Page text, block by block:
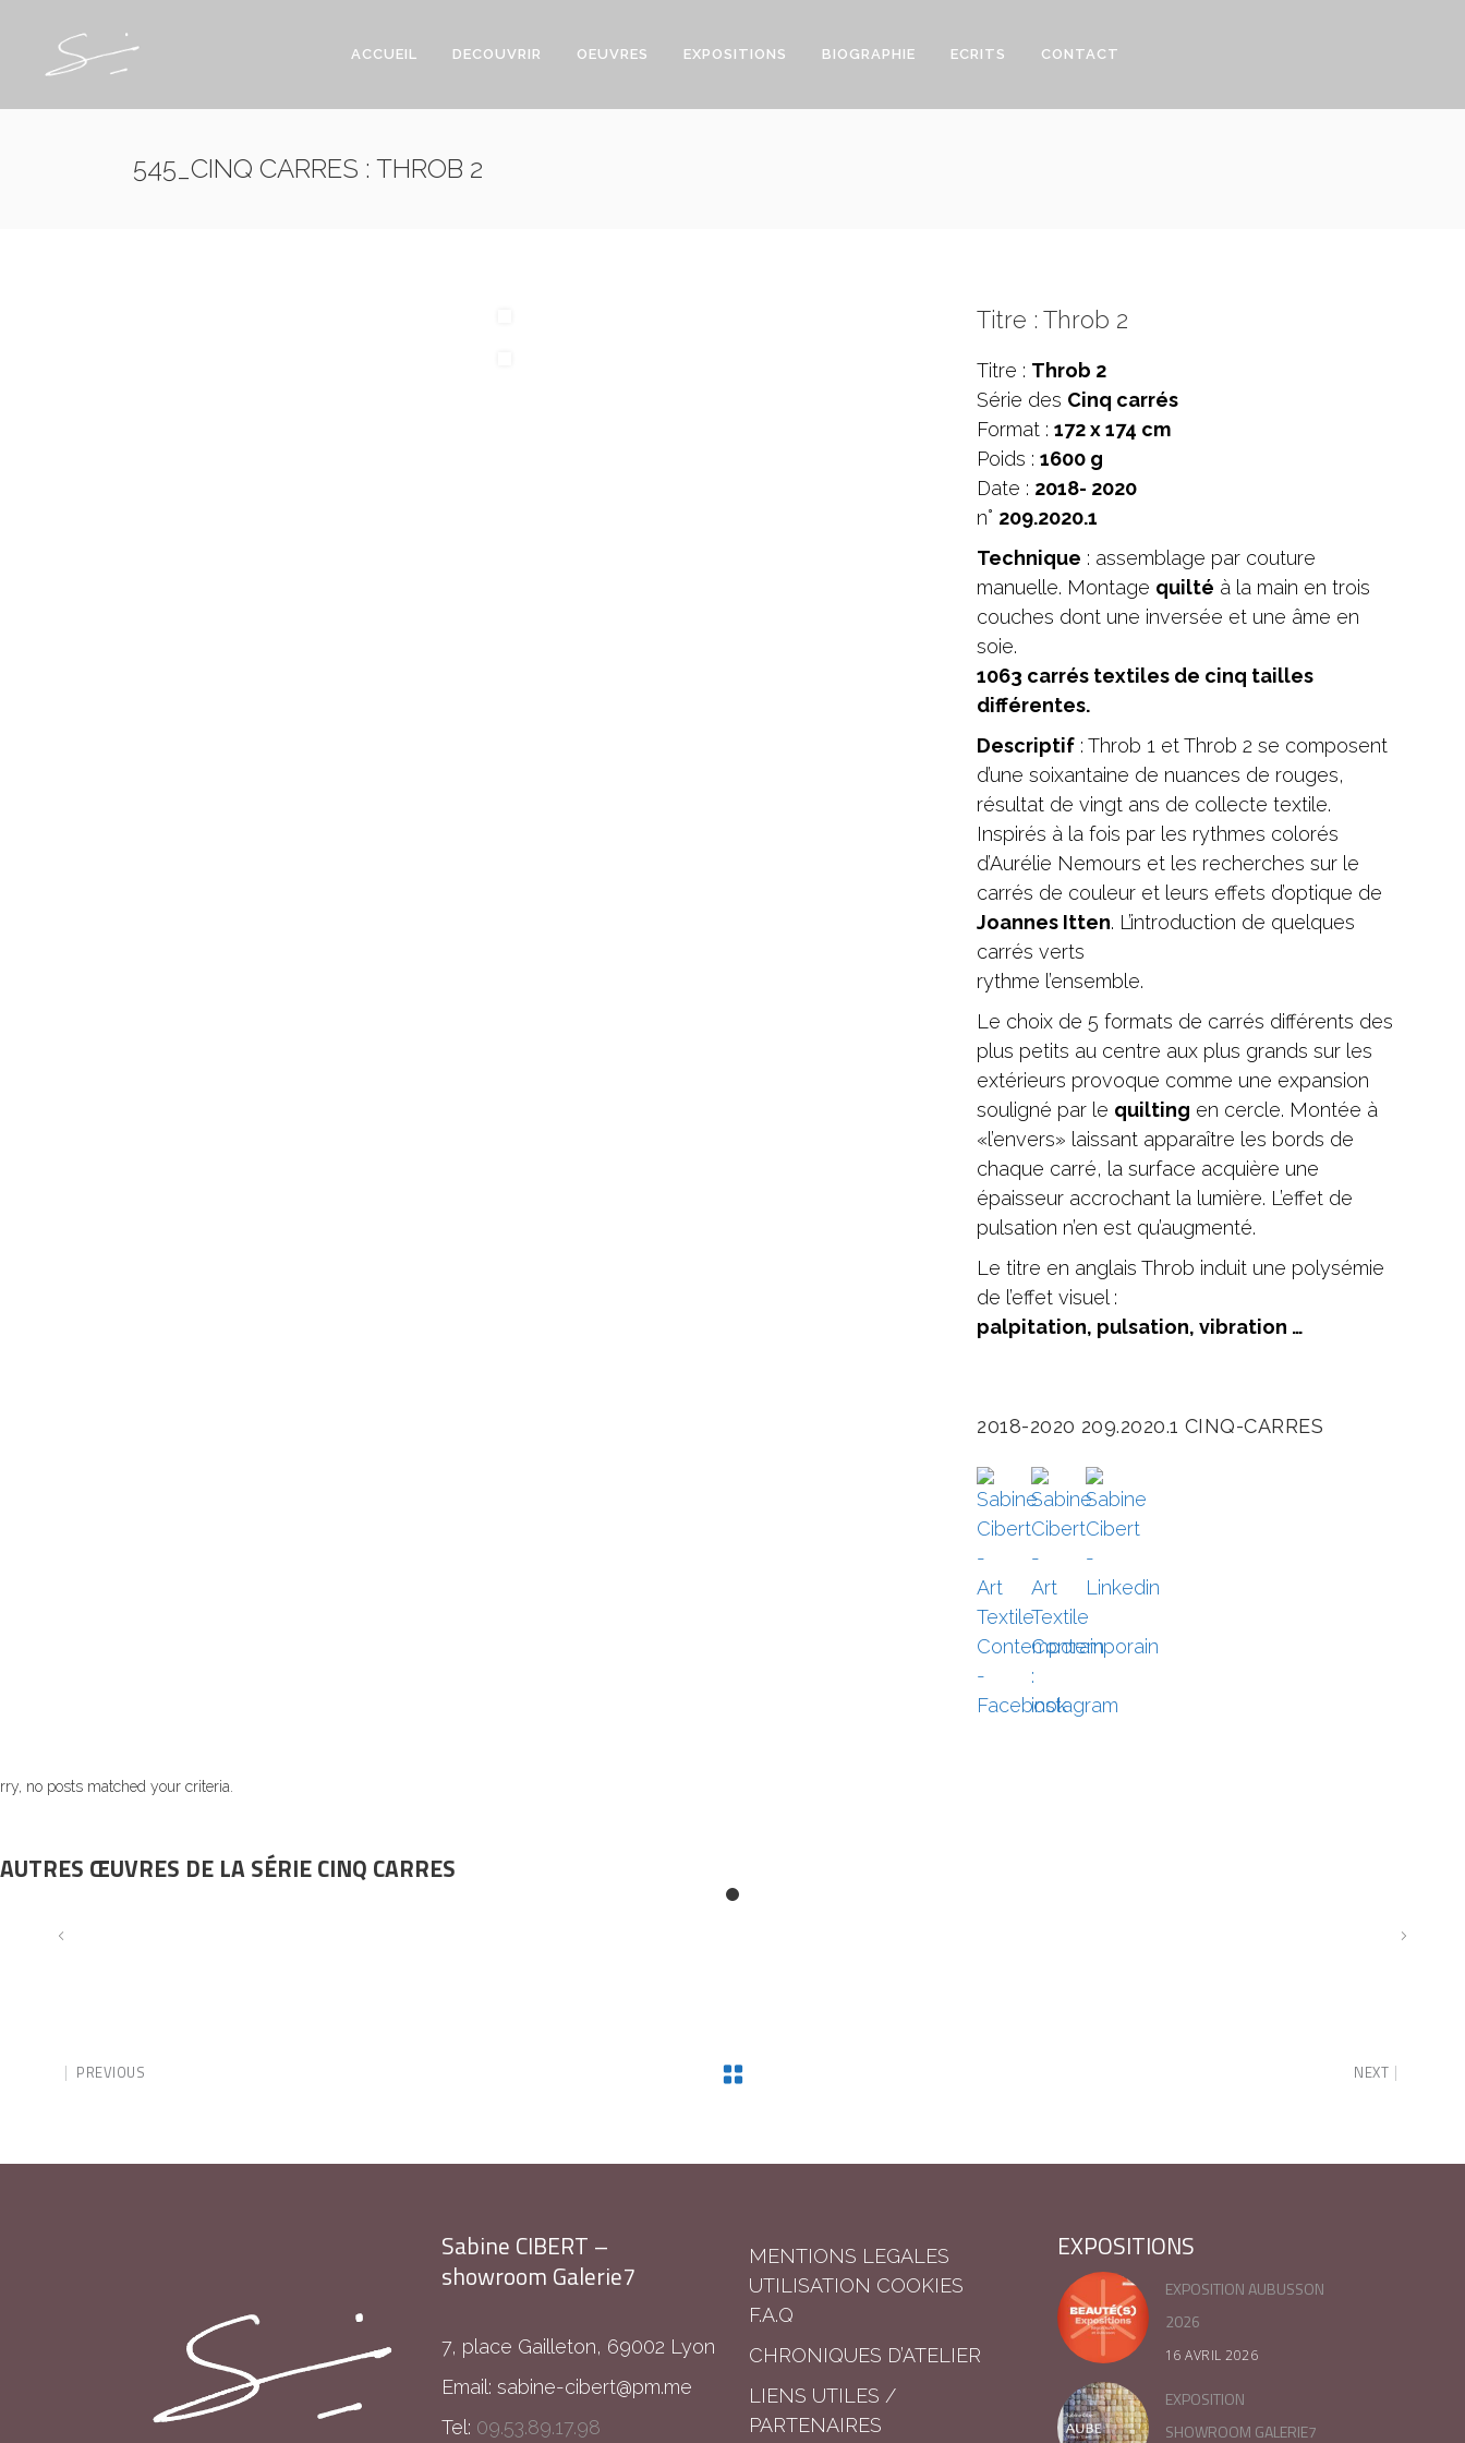
ACCUEIL DECOUVRIR OEUVRES EXPOSITIONS BIOGRAPHIE ECRITS CONTACT
545_CINQ CARRES : THROB 2
Titre : Throb 2
Titre : Throb 2
Série des Cinq carrés
Format :172 x 174 cm
Poids :1600 g
Date : 2018- 2020
n° 209.2020.1
Technique : assemblage par couture
manuelle. Montage quilté à la main en trois
couches dont une inversée et une âme en
soie.
1063 carrés textiles de cinq tailles
différentes.
Descriptif : Throb 1 et Throb 2 se composent
d’une soixantaine de nuances de rouges,
résultat de vingt ans de collecte textile.
Inspirés à la fois par les rythmes colorés
d’Aurélie Nemours et les recherches sur le
carrés de couleur et leurs effets d’optique de
Joannes Itten. L’introduction de quelques
carrés verts
rythme l’ensemble.
Le choix de 5 formats de carrés différents des
plus petits au centre aux plus grands sur les
extérieurs provoque comme une expansion
souligné par le quilting en cercle. Montée à
«l’envers» laissant apparaître les bords de
chaque carré, la surface acquière une
épaisseur accrochant la lumière. L’effet de
pulsation n’en est qu’augmenté.
Le titre en anglais Throb induit une polysémie
de l’effet visuel :
palpitation, pulsation, vibration …
2018-2020 209.2020.1 CINQ-CARRES
no posts matched your criteria.
AUTRES ŒUVRES DE LA SÉRIE CINQ CARRES
PREVIOUS NEXT
Sabine CIBERT –
showroom Galerie7
7, place Gailleton, 69002 Lyon
Email: sabine-cibert@pm.me
Tel: 09.53.89.17.98
MENTIONS LEGALES
UTILISATION COOKIES
F.A.Q
CHRONIQUES D’ATELIER
LIENS UTILES /
PARTENAIRES
EXPOSITIONS
EXPOSITION AUBUSSON
2026
16 AVRIL 2026
EXPOSITION
SHOWROOM GALERIE7